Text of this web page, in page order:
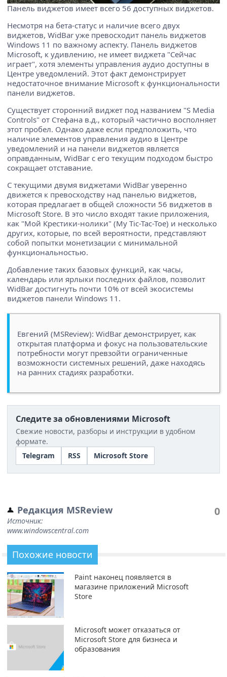
Панель виджетов имеет всего 56 доступных виджетов.
Несмотря на бета-статус и наличие всего двух
виджетов, WidBar уже превосходит панель виджетов
Windows 11 по важному аспекту. Панель виджетов
Microsoft, к удивлению, не имеет виджета "Сейчас
играет", хотя элементы управления аудио доступны в
Центре уведомлений. Этот факт демонстрирует
недостаточное внимание Microsoft к функциональности
панели виджетов.
Существует сторонний виджет под названием "S Media
Controls" от Стефана в.д., который частично восполняет
этот пробел. Однако даже если предположить, что
наличие элементов управления аудио в Центре
уведомлений и на панели виджетов является
оправданным, WidBar с его текущим подходом быстро
сокращает отставание.
С текущими двумя виджетами WidBar уверенно
движется к превосходству над панелью виджетов,
которая предлагает в общей сложности 56 виджетов в
Microsoft Store. В это число входят такие приложения,
как "Мой Крестики-нолики" (My Tic-Tac-Toe) и несколько
других, которые, по всей вероятности, представляют
собой попытки монетизации с минимальной
функциональностью.
Добавление таких базовых функций, как часы,
календарь или ярлыки последних файлов, позволит
WidBar достигнуть почти 10% от всей экосистемы
виджетов панели Windows 11.
Евгений (MSReview): WidBar демонстрирует, как
открытая платформа и фокус на пользовательские
потребности могут превзойти ограниченные
возможности системных решений, даже находясь
на ранних стадиях разработки.
Следите за обновлениями Microsoft
Свежие новости, разборы и инструкции в удобном
формате.
Telegram
RSS Microsoft Store
Редакция MSReview
Источник:
www.windowscentral.com
0
Похожие новости
Paint наконец появляется в
магазине приложений Microsoft
Store
Microsoft может отказаться от
Microsoft Store для бизнеса и
образования